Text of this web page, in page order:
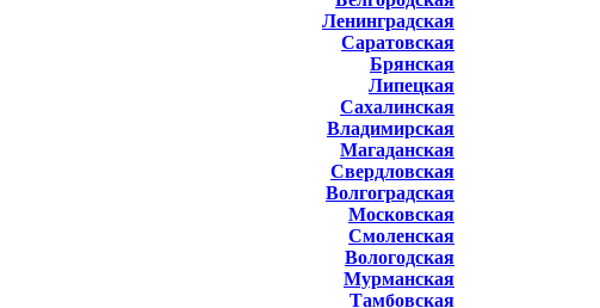
Ленинградская
Саратовская
Брянская
Липецкая
Сахалинская
Владимирская
Магаданская
Свердловская
Волгоградская
Московская
Смоленская
Вологодская
Мурманская
Тамбовская